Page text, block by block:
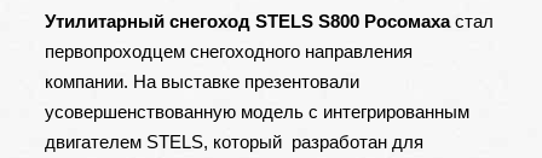
Утилитарный снегоход STELS S800 Росомахастал
первопроходцем снегоходного направления
компании. На выставке презентовали
усовершенствованную модель с интегрированным
двигателем STELS, который разработан для